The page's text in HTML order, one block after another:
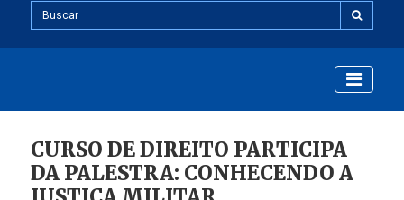
CURSO DE DIREITO PARTICIPA
DA PALESTRA: CONHECENDO A